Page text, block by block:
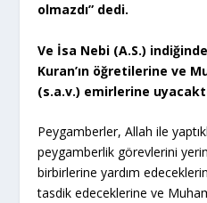
olmazdı” dedi.
Ve İsa Nebi (A.S.)
Kuran’ın öğretilerine ve
(s.a.v.) emirlerine
Peygamberler, Allah ile
peygamberlik görevlerini
birbirlerine yardım
tasdik edeceklerine ve